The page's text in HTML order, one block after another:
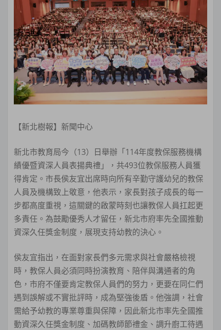
【新北樹報】新聞中心
新北市教育局今（13）日舉辦「114年度教保服務機構
績優暨資深人員表揚典禮」，共493位教保服務人員獲
得肯定。市長侯友宜出席時向所有辛勤守護幼兒的教保
人員及機構致上敬意，他表示，家長對孩子成長的每一
步都高度重視，這關鍵的啟蒙時刻也讓教保人員扛起更
多責任。為鼓勵優秀人才留任，新北市府率先全國推動
資深久任獎金制度，展現支持幼教的決心。
侯友宜指出，在面對家長們多元需求與社會嚴格檢視
時，教保人員必須同時扮演教育、陪伴與溝通者的角
色，市府不僅要肯定教保人員們的努力，更要在同仁們
遇到誤解或不實批評時，成為堅強後盾。他強調，社會
需給予幼教的專業尊重與保障，因此新北市率先全國推
動資深久任獎金制度、加碼教師節禮金、調升廚工待遇